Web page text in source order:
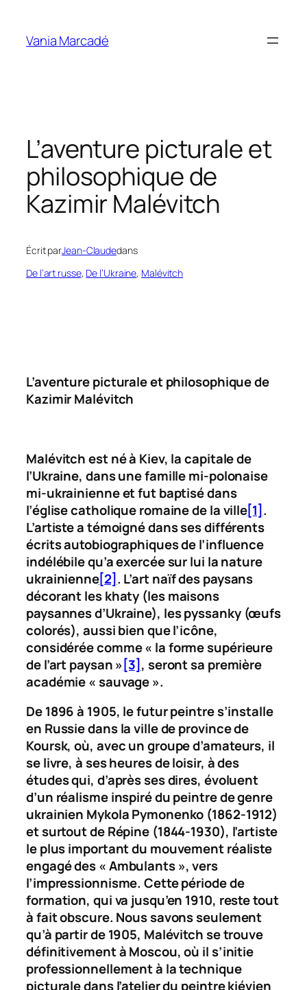
contenu
Vania Marcadé
L’aventure picturale et
philosophique de
Kazimir Malévitch
Écrit parJean-Claudedans
De l’art russe, De l’Ukraine, Malévitch
L’aventure picturale et philosophique de
Kazimir Malévitch
Malévitch est né à Kiev, la capitale de
l’Ukraine, dans une famille mi-polonaise
mi-ukrainienne et fut baptisé dans
l’église catholique romaine de la ville[1].
L’artiste a témoigné dans ses différents
écrits autobiographiques de l’influence
indélébile qu’a exercée sur lui la nature
ukrainienne[2]. L’art naïf des paysans
décorant leskhaty (les maisons
paysannes d’Ukraine), lespyssanky(œufs
colorés), aussi bien que l’icône,
considérée comme « la forme supérieure
de l’art paysan »[3], seront sa première
académie « sauvage ».
De 1896 à 1905, le futur peintre s’installe
en Russie dans la ville de province de
Koursk, où, avec un groupe d’amateurs, il
se livre, à ses heures de loisir, à des
études qui, d’après ses dires, évoluent
d’un réalisme inspiré du peintre de genre
ukrainien Mykola Pymonenko (1862-1912)
et surtout de Répine (1844-1930), l’artiste
le plus important du mouvement réaliste
engagé des « Ambulants », vers
l’impressionnisme. Cette période de
formation, qui va jusqu’en 1910, reste tout
à fait obscure. Nous savons seulement
qu’à partir de 1905, Malévitch se trouve
définitivement à Moscou, où il s’initie
professionnellement à la technique
picturale dans l’atelier du peintre kiévien